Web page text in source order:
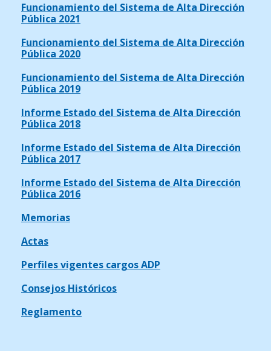
Funcionamiento del Sistema de Alta Dirección
Pública 2021
Funcionamiento del Sistema de Alta Dirección
Pública 2020
Funcionamiento del Sistema de Alta Dirección
Pública 2019
Informe Estado del Sistema de Alta Dirección
Pública 2018
Informe Estado del Sistema de Alta Dirección
Pública 2017
Informe Estado del Sistema de Alta Dirección
Pública 2016
Memorias
Actas
Perfiles vigentes cargos ADP
Consejos Históricos
Reglamento